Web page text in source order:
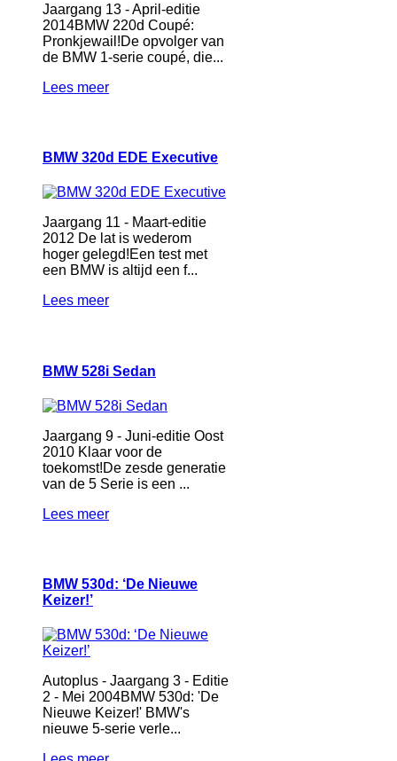
Jaargang 13 - April-editie
2014BMW 220d Coupé:
Pronkjewail!De opvolger van
de BMW 1-serie coupé, die...
Lees meer
BMW 320d EDE Executive
Jaargang 11 - Maart-editie
2012 De lat is wederom
hoger gelegd!Een test met
een BMW is altijd een f...
Lees meer
BMW 528i Sedan
Jaargang 9 - Juni-editie Oost
2010 Klaar voor de
toekomst!De zesde generatie
van de 5 Serie is een ...
Lees meer
BMW 530d: ‘De Nieuwe
Keizer!’
Autoplus - Jaargang 3 - Editie
2 - Mei 2004BMW 530d: 'De
Nieuwe Keizer!' BMW's
nieuwe 5-serie verle...